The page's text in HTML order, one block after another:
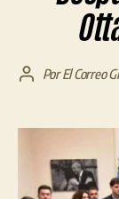
Autor
entrada
PorEl Correo